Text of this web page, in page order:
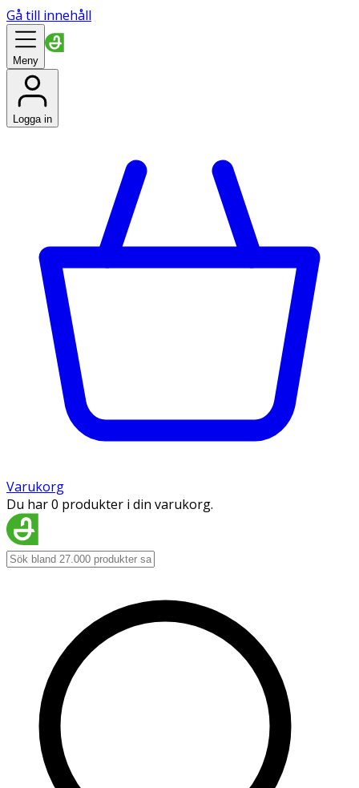
Gå till innehåll
Meny
Logga in
Varukorg
Du har 0 produkter i din varukorg.